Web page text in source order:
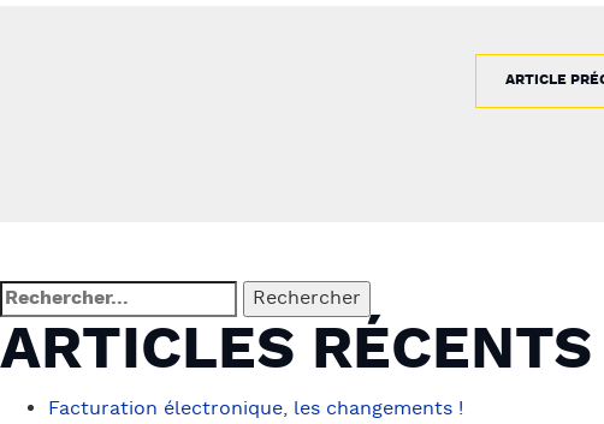
ARTICLE
DE
L’ARTICLE
Rechercher :
ARTICLES RÉCENTS
Facturation électronique, les changements !